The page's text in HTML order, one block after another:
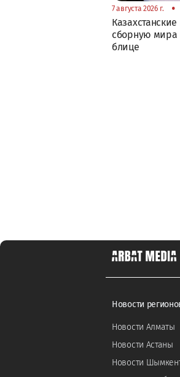
7 августа 2026 г. •
сборную мира
блице
Новости
Новости Алматы
Новости Астаны
Новости